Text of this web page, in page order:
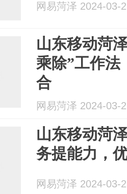
网易菏泽 2024-03-
山东移动菏
乘除”工作法
合
网易菏泽 2024-03-
山东移动菏
务提能力，
网易菏泽 2024-03-